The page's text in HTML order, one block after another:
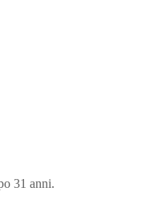
31 anni.